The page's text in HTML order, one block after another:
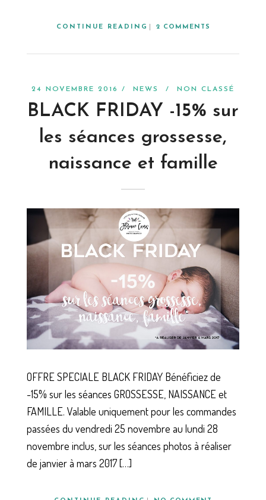
CONTINUE READING 2 COMMENTS
24 NOVEMBRE 2016 / NEWS / NON CLASSÉ
BLACK FRIDAY -15% sur
les séances grossesse,
naissance et famille
OFFRE SPECIALE BLACK FRIDAY Bénéficiez de
-15% sur les séances GROSSESSE, NAISSANCE et
FAMILLE. Valable uniquement pour les commandes
passées du vendredi 25 novembre au lundi 28
novembre inclus, sur les séances photos à réaliser
de janvier à mars 2017 […]